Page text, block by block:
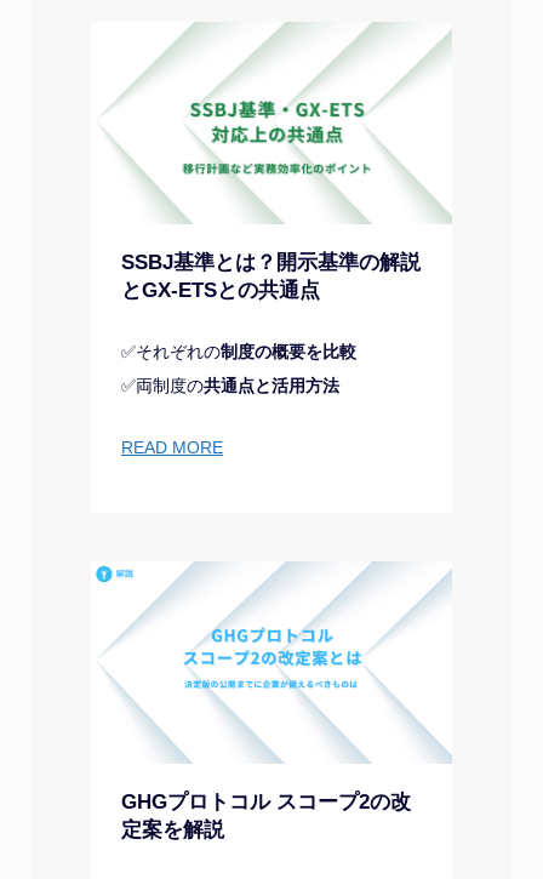
SSBJ基準とは？開示基準の解説
とGX-ETSとの共通点
✅それぞれの制度の概要を比較
✅両制度の共通点と活用方法
READ MORE
GHGプロトコル スコープ2の改
定案を解説